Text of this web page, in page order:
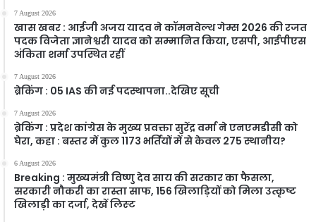
7 August 2026
खास खबर : आईजी अजय यादव ने कॉमनवेल्थ गेम्स 2026 की रजत
पदक विजेता ज्ञानेश्वरी यादव को सम्मानित किया, एसपी, आईपीएस
अंकिता शर्मा उपस्थित रहीं
7 August 2026
ब्रेकिंग : 05 IAS की नई पदस्थापना..देखिए सूची
7 August 2026
ब्रेकिंग : प्रदेश कांग्रेस के मुख्य प्रवक्ता सुरेंद्र वर्मा ने एनएमडीसी को
घेरा, कहा : बस्तर में कुल 1173 भर्तियों में से केवल 275 स्थानीय?
6 August 2026
Breaking : मुख्यमंत्री विष्णु देव साय की सरकार का फैसला,
सरकारी नौकरी का रास्ता साफ, 156 खिलाड़ियों को मिला उत्कृष्ट
खिलाड़ी का दर्जा, देखें लिस्‍ट